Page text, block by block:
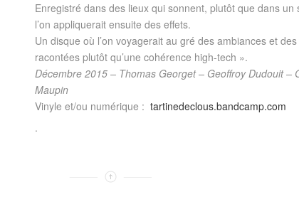
Enregistré dans des lieux qui sonnent, plutôt que dans un
l’on appliquerait ensuite des effets.
Un disque où l’on voyagerait au gré des ambiances et
racontées plutôt qu’une cohérence high-tech ».
Décembre 2015 – Thomas Georget – Geoffroy Dudouit –
Maupin
Vinyle et/ou numérique :tartinedeclous.bandcamp.com
.